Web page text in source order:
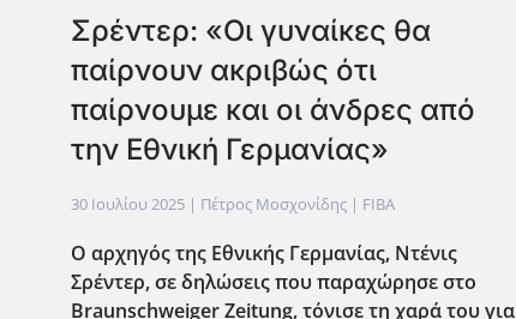
Σρέντερ: «Οι γυναίκες θα
παίρνουν ακριβώς ότι
παίρνουμε και οι άνδρες από
την Εθνική Γερμανίας»
30 Ιουλίου 2025 | Πέτρος Μοσχονίδης | FIBA
Ο αρχηγός της Εθνικής Γερμανίας, Ντένις
Σρέντερ, σε δηλώσεις που παραχώρησε στο
Braunschweiger Zeitung, τόνισε τη χαρά του για